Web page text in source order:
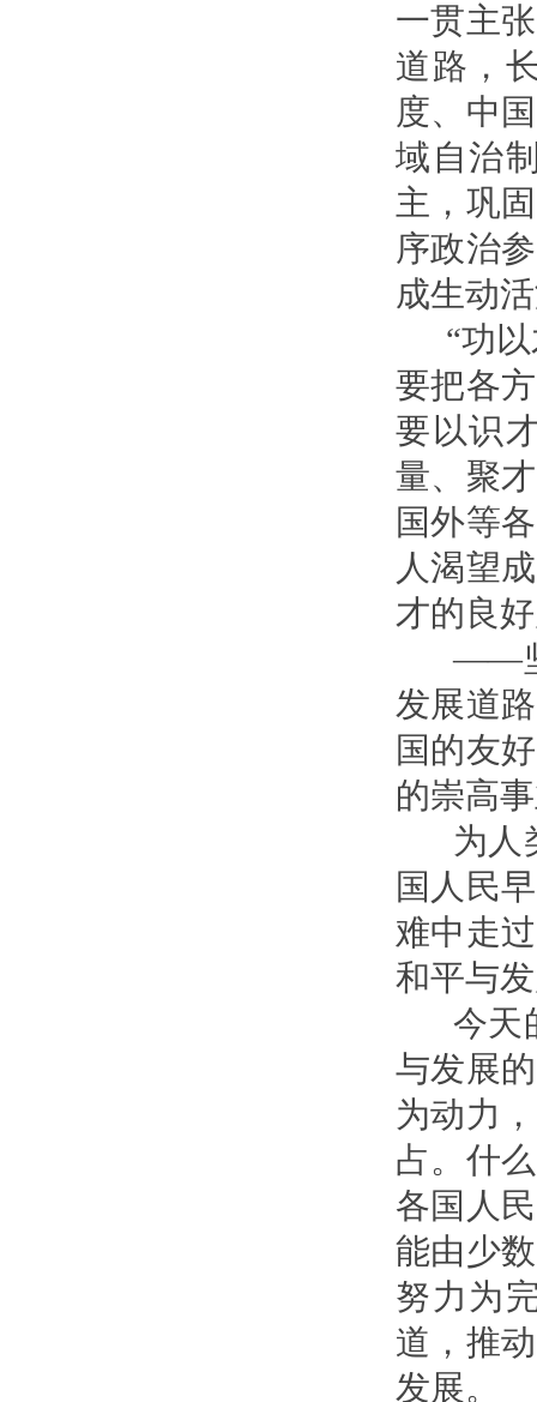
一贯主
道路，
度、中
域自治
主，巩
序政治
成生动
“功以
要把各
要以识
量、聚
国外等
人渴望
才的良
——坚
发展道
国的友
的崇高
为人类
国人民
难中走
和平与
今天的
与发展
为动力
占。什
各国人
能由少
努力为
道，推
发展。